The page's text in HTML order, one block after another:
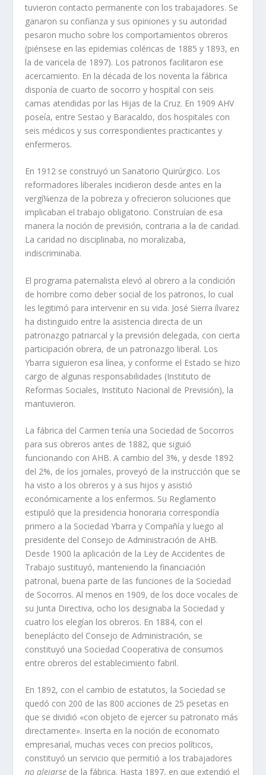
tuvieron contacto permanente con los trabajadores. Se
ganaron su confianza y sus opiniones y su autoridad
pesaron mucho sobre los comportamientos obreros
(piénsese en las epidemias coléricas de 1885 y 1893, en
la de varicela de 1897). Los patronos facilitaron ese
acercamiento. En la década de los noventa la fábrica
disponí­a de cuarto de socorro y hospital con seis
camas atendidas por las Hijas de la Cruz. En 1909 AHV
poseí­a, entre Sestao y Baracaldo, dos hospitales con
seis médicos y sus correspondientes practicantes y
enfermeros.
En 1912 se construyó un Sanatorio Quirúrgico. Los
reformadores liberales incidieron desde antes en la
vergí¼enza de la pobreza y ofrecieron soluciones que
implicaban el trabajo obligatorio. Construí­an de esa
manera la noción de previsión, contraria a la de caridad.
La caridad no disciplinaba, no moralizaba,
indiscriminaba.
El programa paternalista elevó al obrero a la condición
de hombre como deber social de los patronos, lo cual
les legitimó para intervenir en su vida. José Sierra ílvarez
ha distinguido entre la asistencia directa de un
patronazgo patriarcal y la previsión delegada, con cierta
participación obrera, de un patronazgo liberal. Los
Ybarra siguieron esa lí­nea, y conforme el Estado se hizo
cargo de algunas responsabilidades (Instituto de
Reformas Sociales, Instituto Nacional de Previsión), la
mantuvieron.
La fábrica del Carmen tení­a una Sociedad de Socorros
para sus obreros antes de 1882, que siguió
funcionando con AHB. A cambio del 3%, y desde 1892
del 2%, de los jornales, proveyó de la instrucción que se
ha visto a los obreros y a sus hijos y asistió
económicamente a los enfermos. Su Reglamento
estipuló que la presidencia honoraria correspondí­a
primero a la Sociedad Ybarra y Compañí­a y luego al
presidente del Consejo de Administración de AHB.
Desde 1900 la aplicación de la Ley de Accidentes de
Trabajo sustituyó, manteniendo la financiación
patronal, buena parte de las funciones de la Sociedad
de Socorros. Al menos en 1909, de los doce vocales de
su Junta Directiva, ocho los designaba la Sociedad y
cuatro los elegí­an los obreros. En 1884, con el
beneplácito del Consejo de Administración, se
constituyó una Sociedad Cooperativa de consumos
entre obreros del establecimiento fabril.
En 1892, con el cambio de estatutos, la Sociedad se
quedó con 200 de las 800 acciones de 25 pesetas en
que se dividió «con objeto de ejercer su patronato más
directamente». Inserta en la noción de economato
empresarial, muchas veces con precios polí­ticos,
constituyó un servicio que permitió a los trabajadores
no alejarse de la fábrica. Hasta 1897, en que extendió el